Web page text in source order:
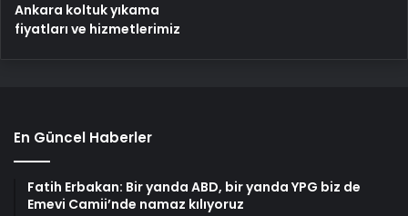
Ankara koltuk yıkama
fiyatları ve hizmetlerimiz
En Güncel Haberler
Fatih Erbakan: Bir yanda ABD, bir yanda YPG biz de
Emevi Camii’nde namaz kılıyoruz